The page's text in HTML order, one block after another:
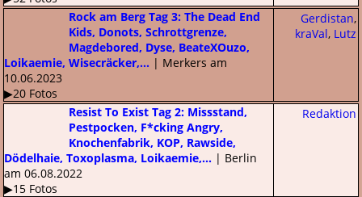
Gerdistan,
kraVal, Lutz
Rock am Berg Tag 3: The Dead End
Kids, Donots, Schrottgrenze,
Magdebored, Dyse, BeateXOuzo,
Loikaemie, Wisecräcker,... | Merkers am
10.06.2023
▶20 Fotos
Redaktion
Resist To Exist Tag 2: Missstand,
Pestpocken, F*cking Angry,
Knochenfabrik, KOP, Rawside,
Dödelhaie, Toxoplasma, Loikaemie,... | Berlin
am 06.08.2022
▶15 Fotos